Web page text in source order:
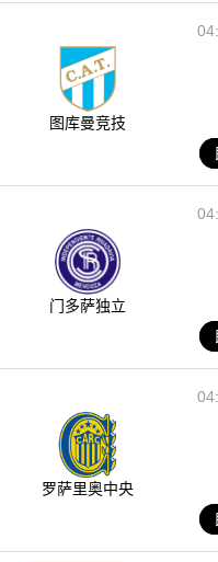
图库曼竞技
门多萨独立
罗萨里奥中央